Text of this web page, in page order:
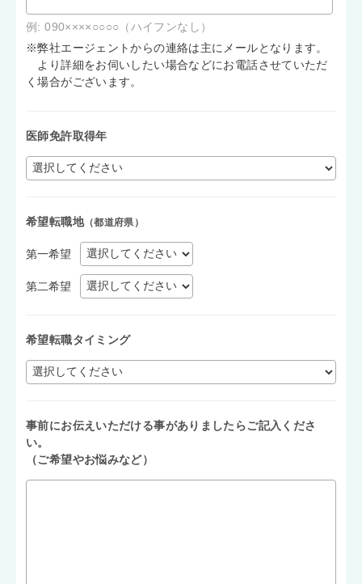
例: 090××××○○○○（ハイフンなし）
※弊社エージェントからの連絡は主にメールとなります。
より詳細をお伺いしたい場合などにお電話させていただ
く場合がございます。
医師免許取得年
希望転職地（都道府県）
第一希望
第二希望
希望転職タイミング
事前にお伝えいただける事がありましたらご記入くださ
い。
（ご希望やお悩みなど）